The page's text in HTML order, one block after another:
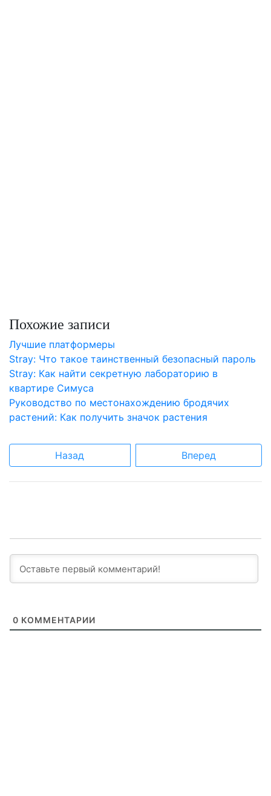
Похожие записи
Лучшие платформеры
Stray: Что такое таинственный безопасный пароль
Stray: Как найти секретную лабораторию в
квартире Симуса
Руководство по местонахождению бродячих
растений: Как получить значок растения
Назад Вперед
0 КОММЕНТАРИИ